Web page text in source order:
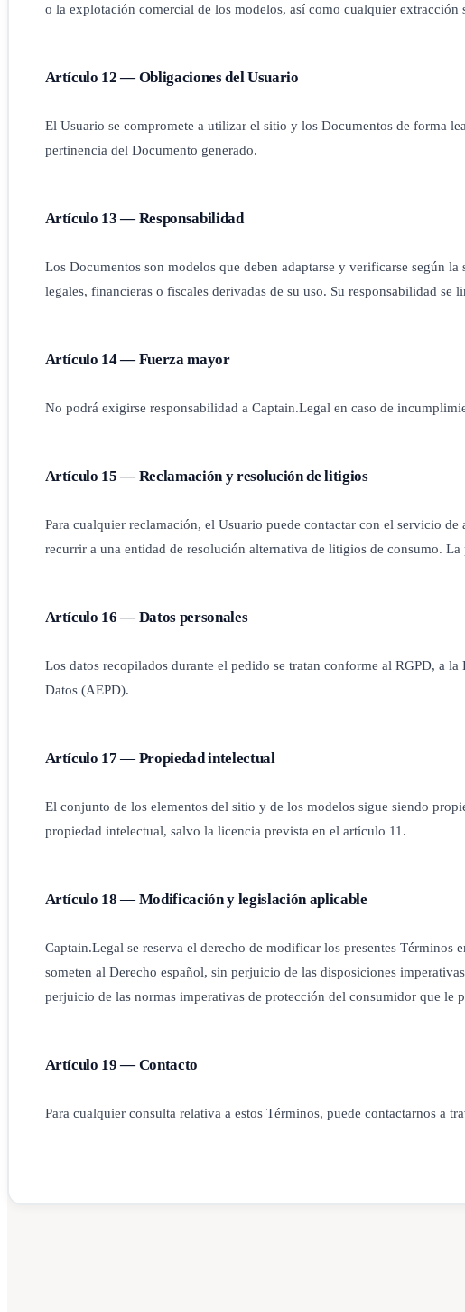
o la explotación comercial de los modelos, así como cualquier extracción
Artículo 12 — Obligaciones del Usuario
El Usuario se compromete a utilizar el sitio y los Documentos de forma
pertinencia del Documento generado.
Artículo 13 — Responsabilidad
Los Documentos son modelos que deben adaptarse y verificarse según
legales, financieras o fiscales derivadas de su uso. Su responsabilidad
Artículo 14 — Fuerza mayor
No podrá exigirse responsabilidad a Captain.Legal en caso de
Artículo 15 — Reclamación y resolución de litigios
Para cualquier reclamación, el Usuario puede contactar con el servicio de
recurrir a una entidad de resolución alternativa de litigios de consumo.
Artículo 16 — Datos personales
Los datos recopilados durante el pedido se tratan conforme al RGPD, a la
Datos (AEPD).
Artículo 17 — Propiedad intelectual
El conjunto de los elementos del sitio y de los modelos sigue siendo
propiedad intelectual, salvo la licencia prevista en el artículo 11.
Artículo 18 — Modificación y legislación aplicable
Captain.Legal se reserva el derecho de modificar los presentes
someten al Derecho español, sin perjuicio de las disposiciones
perjuicio de las normas imperativas de protección del consumidor que le
Artículo 19 — Contacto
Para cualquier consulta relativa a estos Términos, puede contactarnos a